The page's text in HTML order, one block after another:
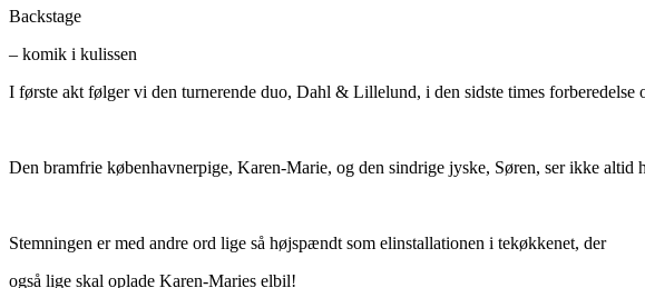
Backstage
– komik i kulissen
I første akt følger vi den turnerende duo, Dahl & Lillelund, i den sidste times
Den bramfrie københavnerpige, Karen-Marie, og den sindrige jyske, Søren, ser ikke altid
Stemningen er med andre ord lige så højspændt som elinstallationen i tekøkkenet, der
også lige skal oplade Karen-Maries elbil!